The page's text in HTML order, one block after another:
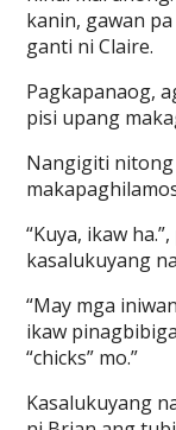
kanin, gawan
ganti ni Claire.
Pagkapanaog,
pisi upang
Nangigiti
“Kuya, ikaw
kasalukuyang
“May mga
ikaw
“chicks” mo.”
Kasalukuyang